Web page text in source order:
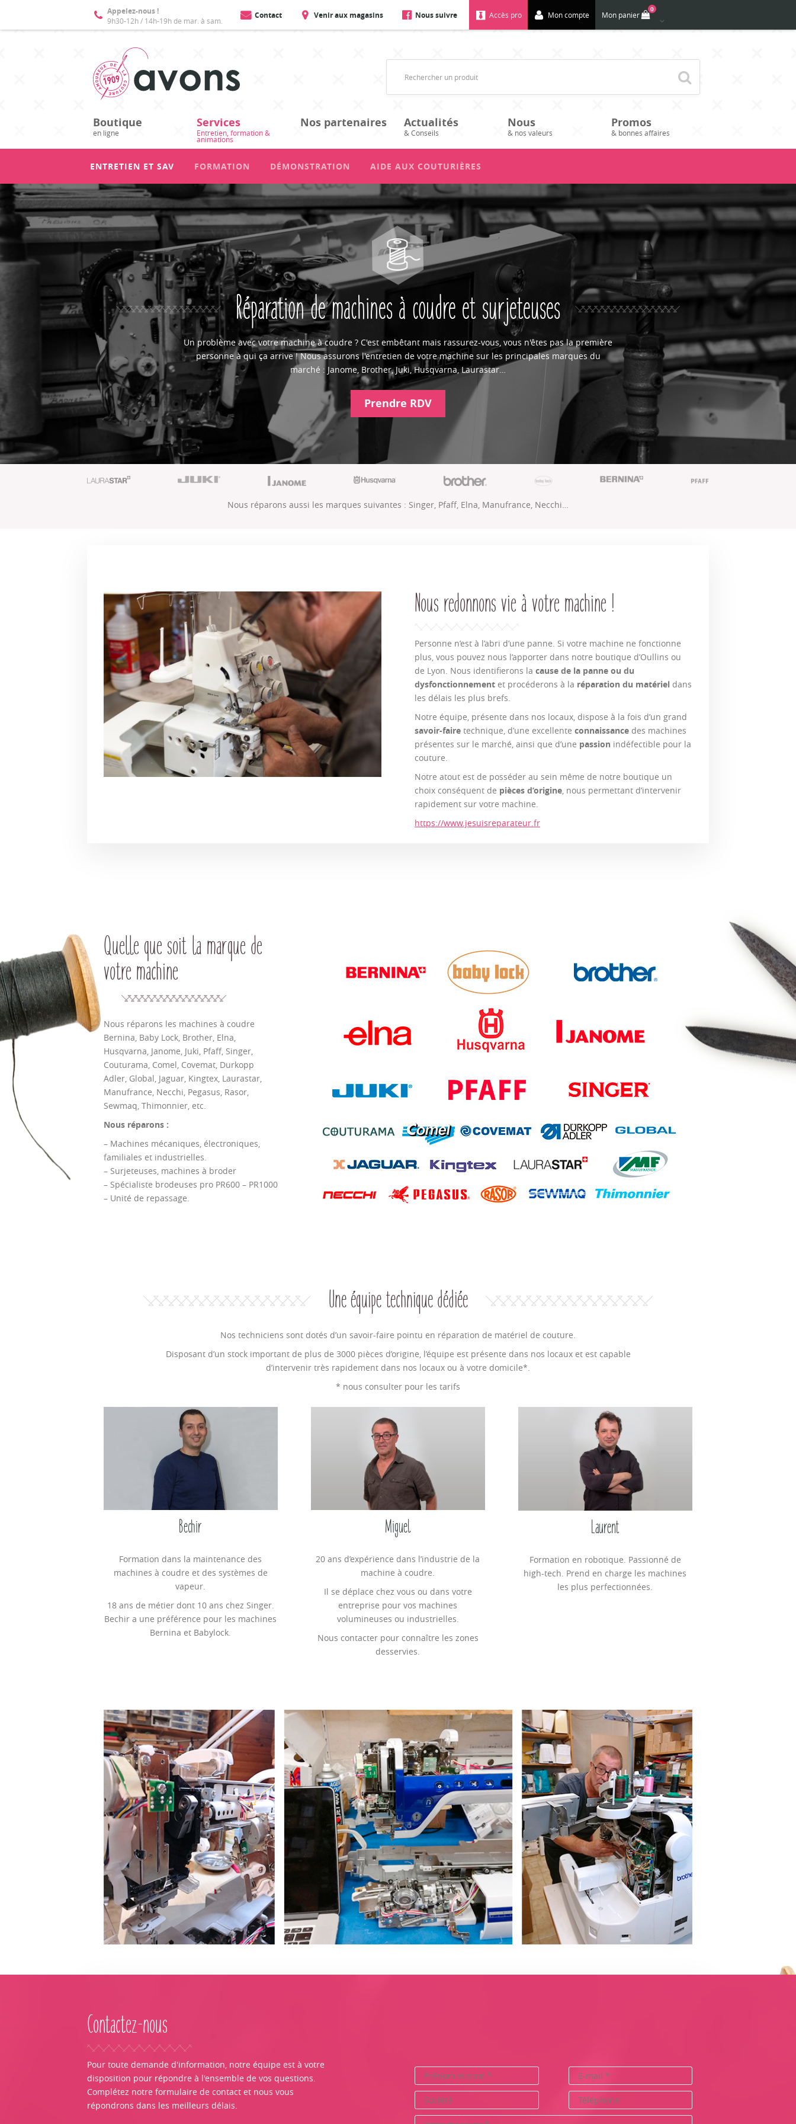
Appelez-nous !
9h30-12h / 14h-19h de mar. à sam.
Contact Venir aux magasins Nous suivre Accès pro Mon compte Mon panier
0
Boutique
en ligne
Services
Entretien, formation &
animations
ENTRETIEN ET SAV FORMATION DÉMONSTRATION AIDE AUX COUTURIÈRES
Nos partenaires Actualités
& Conseils
Nous
& nos valeurs
Promos
& bonnes affaires
Réparation de machines à coudre et surjeteuses
Un problème avec votre machine à coudre ? C'est embêtant mais rassurez-vous, vous n'êtes pas la première
personne à qui ça arrive ! Nous assurons l'entretien de votre machine sur les principales marques du
marché : Janome, Brother, Juki, Husqvarna, Laurastar…
Prendre RDV
Nous réparons aussi les marques suivantes : Singer, Pfaff, Elna, Manufrance, Necchi…
Nous redonnons vie à votre machine !
Personne n’est à l’abri d’une panne. Si votre machine ne fonctionne
plus, vous pouvez nous l’apporter dans notre boutique d’Oullins ou
de Lyon. Nous identifierons la cause de la panne ou du
dysfonctionnement et procéderons à la réparation du matériel dans
les délais les plus brefs.
Notre équipe, présente dans nos locaux, dispose à la fois d’un grand
savoir-faire technique, d’une excellente connaissance des machines
présentes sur le marché, ainsi que d’une passion indéfectible pour la
couture.
Notre atout est de posséder au sein même de notre boutique un
choix conséquent de pièces d’origine , nous permettant d’intervenir
rapidement sur votre machine.
https://www.jesuisreparateur.fr
Quelle que soit la marque de
votre machine
Nous réparons les machines à coudre
Bernina, Baby Lock, Brother, Elna,
Husqvarna, Janome, Juki, Pfaff, Singer,
Couturama, Comel, Covemat, Durkopp
Adler, Global, Jaguar, Kingtex, Laurastar,
Manufrance, Necchi, Pegasus, Rasor,
Sewmaq, Thimonnier, etc.
Nous réparons :
– Machines mécaniques, électroniques,
familiales et industrielles.
– Surjeteuses, machines à broder
– Spécialiste brodeuses pro PR600 – PR1000
– Unité de repassage.
Une équipe technique dédiée
Nos techniciens sont dotés d’un savoir-faire pointu en réparation de matériel de couture.
Disposant d’un stock important de plus de 3000 pièces d’origine, l’équipe est présente dans nos locaux et est capable
d’intervenir très rapidement dans nos locaux ou à votre domicile*.
* nous consulter pour les tarifs
Bechir
Formation dans la maintenance des
machines à coudre et des systèmes de
vapeur.
18 ans de métier dont 10 ans chez Singer.
Bechir a une préférence pour les machines
Bernina et Babylock.
Miguel
20 ans d’expérience dans l’industrie de la
machine à coudre.
Il se déplace chez vous ou dans votre
entreprise pour vos machines
volumineuses ou industrielles.
Nous contacter pour connaître les zones
desservies.
Laurent
Formation en robotique. Passionné de
high-tech. Prend en charge les machines
les plus perfectionnées.
Contactez-nous
Pour toute demande d'information, notre équipe est à votre
disposition pour répondre à l'ensemble de vos questions.
Complétez notre formulaire de contact et nous vous
répondrons dans les meilleurs délais.